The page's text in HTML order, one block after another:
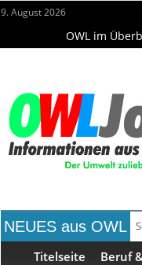
9. August 2026
OWL im
NEUES aus OWL
Titelseite Beruf